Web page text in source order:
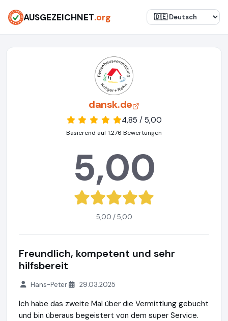
AUSGEZEICHNET.org
dansk.de
4,85 / 5,00
Basierend auf 1.276 Bewertungen
5,00
5,00 / 5,00
Freundlich, kompetent und sehr
hilfsbereit
Hans-Peter 29.03.2025
Ich habe das zweite Mal über die Vermittlung gebucht
und bin überaus begeistert von dem super Service.